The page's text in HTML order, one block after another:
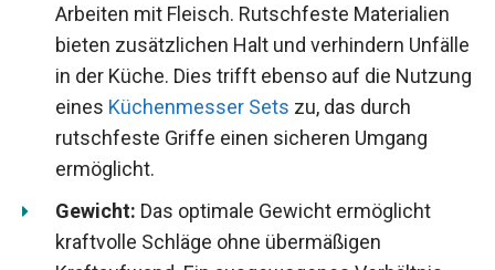
Arbeiten mit Fleisch. Rutschfeste Materialien
bieten zusätzlichen Halt und verhindern Unfälle
in der Küche. Dies trifft ebenso auf die Nutzung
eines Küchenmesser Sets zu, das durch
rutschfeste Griffe einen sicheren Umgang
ermöglicht.
Gewicht: Das optimale Gewicht ermöglicht
kraftvolle Schläge ohne übermäßigen